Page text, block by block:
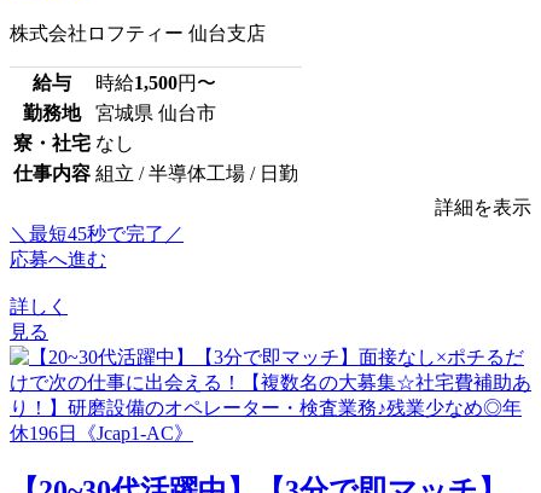
株式会社ロフティー 仙台支店
給与 時給1,500円〜
勤務地
宮城県 仙台市
寮・社宅 なし
仕事内容 組立 / 半導体工場 / 日勤
詳細を表示
＼最短45秒で完了／
応募へ進む
詳しく
見る